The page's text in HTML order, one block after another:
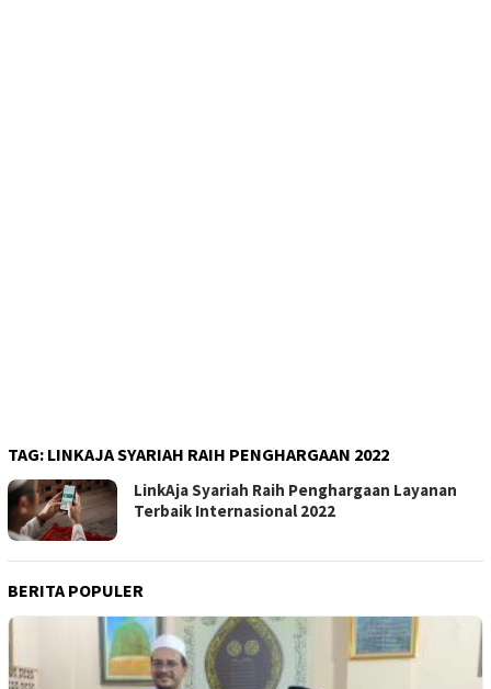
TAG: LINKAJA SYARIAH RAIH PENGHARGAAN 2022
LinkAja Syariah Raih Penghargaan Layanan
Terbaik Internasional 2022
BERITA POPULER